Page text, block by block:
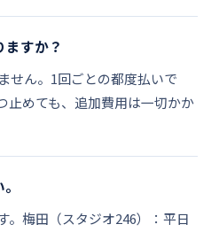
すか？
せん。1回ごとの都度払いで
止めても、追加費用は一切かか
。梅田（スタジオ246）：平日